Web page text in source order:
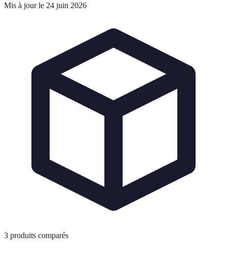
Mis à jour le 24 juin 2026
3 produits comparés